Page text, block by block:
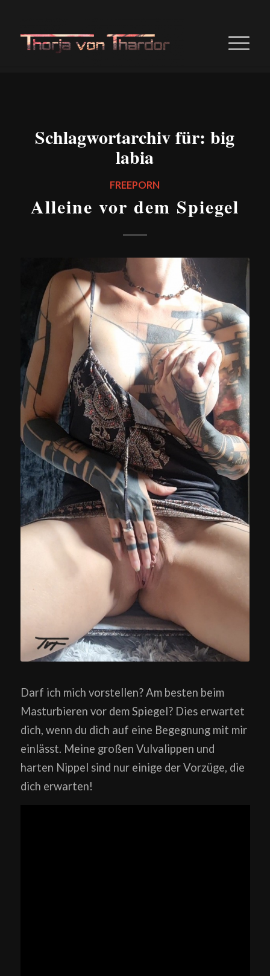
Schlagwortarchiv für:big
labia
FREEPORN
Alleine vor dem Spiegel
Darf ich mich vorstellen? Am besten beim
Masturbieren vor dem Spiegel? Dies erwartet
dich, wenn du dich auf eine Begegnung mit mir
einlässt. Meine großen Vulvalippen und
harten Nippel sind nur einige der Vorzüge, die
dich erwarten!